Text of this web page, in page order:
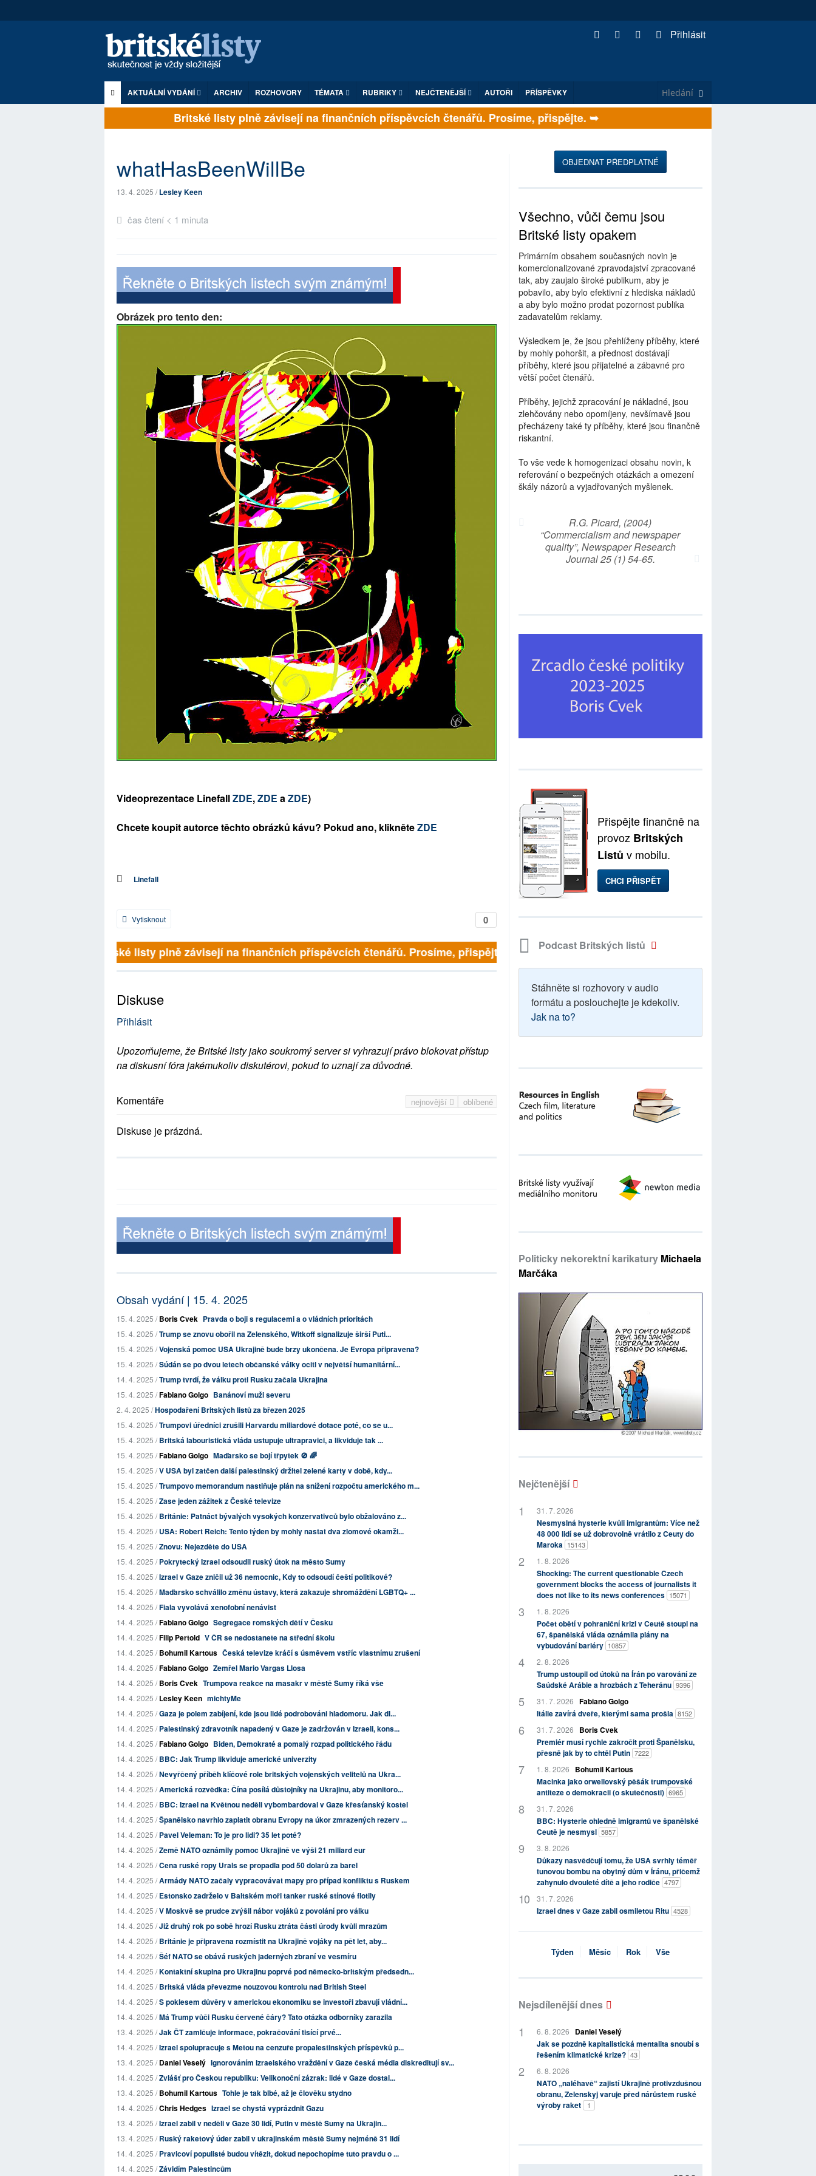
Přihlásit
AKTUÁLNÍ VYDÁNÍ ARCHIV ROZHOVORY TÉMATA RUBRIKY NEJČTENĚJŠÍ AUTOŘI PŘÍSPĚVKY
Britské listy plně závisejí na finančních příspěvcích čtenářů. Prosíme, přispějte. ➥
whatHasBeenWillBe
13. 4. 2025 /Lesley Keen
čas čtení < 1 minuta
Obrázek pro tento den:
Videoprezentace LinefallZDE,ZDE aZDE)
Chcete koupit autorce těchto obrázků kávu? Pokud ano, klikněteZDE
Linefall
0
Vytisknout
Britské listy plně závisejí na finančních příspěvcích čtenářů. Prosíme, přispějte. ➥
Diskuse
Přihlásit
Upozorňujeme, že Britské listy jako soukromý server si vyhrazují právo blokovat přístup
na diskusní fóra jakémukoliv diskutérovi, pokud to uznají za důvodné.
nejnovější oblíbené
Komentáře
Diskuse je prázdná.
Obsah vydání | 15. 4. 2025
15. 4. 2025 /Boris Cvek Pravda o boji s regulacemi a o vládních prioritách
15. 4. 2025 /Trump se znovu obořil na Zelenského, Witkoff signalizuje širší Puti...
15. 4. 2025 /Vojenská pomoc USA Ukrajině bude brzy ukončena. Je Evropa připravena?
15. 4. 2025 /Súdán se po dvou letech občanské války ocitl v největší humanitární...
14. 4. 2025 /Trump tvrdí, že válku proti Rusku začala Ukrajina
15. 4. 2025 /Fabiano Golgo Banánoví muži severu
2. 4. 2025 /Hospodaření Britských listů za březen 2025
15. 4. 2025 /Trumpovi úředníci zrušili Harvardu miliardové dotace poté, co se u...
15. 4. 2025 /Britská labouristická vláda ustupuje ultrapravici, a likviduje tak ...
15. 4. 2025 /Fabiano Golgo Maďarsko se bojí třpytek 🚫 🌈
15. 4. 2025 /V USA byl zatčen další palestinský držitel zelené karty v době, kdy...
15. 4. 2025 /Trumpovo memorandum nastiňuje plán na snížení rozpočtu amerického m...
15. 4. 2025 /Zase jeden zážitek z České televize
15. 4. 2025 /Británie: Patnáct bývalých vysokých konzervativců bylo obžalováno z...
15. 4. 2025 /USA: Robert Reich: Tento týden by mohly nastat dva zlomové okamži...
15. 4. 2025 /Znovu: Nejezděte do USA
15. 4. 2025 /Pokrytecký Izrael odsoudil ruský útok na město Sumy
15. 4. 2025 /Izrael v Gaze zničil už 36 nemocnic, Kdy to odsoudí čeští politikové?
15. 4. 2025 /Maďarsko schválilo změnu ústavy, která zakazuje shromáždění LGBTQ+ ...
14. 4. 2025 /Fiala vyvolává xenofobní nenávist
14. 4. 2025 /Fabiano Golgo Segregace romských dětí v Česku
14. 4. 2025 /Filip Pertold V ČR se nedostanete na střední školu
14. 4. 2025 /Bohumil Kartous Česká televize kráčí s úsměvem vstříc vlastnímu zrušení
14. 4. 2025 /Fabiano Golgo Zemřel Mario Vargas Llosa
14. 4. 2025 /Boris Cvek Trumpova reakce na masakr v městě Sumy říká vše
14. 4. 2025 /Lesley Keen michtyMe
14. 4. 2025 /Gaza je polem zabíjení, kde jsou lidé podrobováni hladomoru. Jak dl...
14. 4. 2025 /Palestinský zdravotník napadený v Gaze je zadržován v Izraeli, kons...
14. 4. 2025 /Fabiano Golgo Biden, Demokraté a pomalý rozpad politického řádu
14. 4. 2025 /BBC: Jak Trump likviduje americké univerzity
14. 4. 2025 /Nevyřčený příběh klíčové role britských vojenských velitelů na Ukra...
14. 4. 2025 /Americká rozvědka: Čína posílá důstojníky na Ukrajinu, aby monitoro...
14. 4. 2025 /BBC: Izrael na Květnou neděli vybombardoval v Gaze křesťanský kostel
14. 4. 2025 /Španělsko navrhlo zaplatit obranu Evropy na úkor zmrazených rezerv ...
14. 4. 2025 /Pavel Veleman: To je pro lidi? 35 let poté?
14. 4. 2025 /Země NATO oznámily pomoc Ukrajině ve výši 21 miliard eur
14. 4. 2025 /Cena ruské ropy Urals se propadla pod 50 dolarů za barel
14. 4. 2025 /Armády NATO začaly vypracovávat mapy pro případ konfliktu s Ruskem
14. 4. 2025 /Estonsko zadrželo v Baltském moři tanker ruské stínové flotily
14. 4. 2025 /V Moskvě se prudce zvýšil nábor vojáků z povolání pro válku
14. 4. 2025 /Již druhý rok po sobě hrozí Rusku ztráta části úrody kvůli mrazům
14. 4. 2025 /Británie je připravena rozmístit na Ukrajině vojáky na pět let, aby...
14. 4. 2025 /Šéf NATO se obává ruských jaderných zbraní ve vesmíru
14. 4. 2025 /Kontaktní skupina pro Ukrajinu poprvé pod německo-britským předsedn...
14. 4. 2025 /Britská vláda převezme nouzovou kontrolu nad British Steel
14. 4. 2025 /S poklesem důvěry v americkou ekonomiku se investoři zbavují vládní...
14. 4. 2025 /Má Trump vůči Rusku červené čáry? Tato otázka odborníky zarazila
13. 4. 2025 /Jak ČT zamlčuje informace, pokračování tisící prvé...
14. 4. 2025 /Izrael spolupracuje s Metou na cenzuře propalestinských příspěvků p...
13. 4. 2025 /Daniel Veselý Ignorováním izraelského vraždění v Gaze česká média diskreditují sv...
14. 4. 2025 /Zvlášť pro Českou republiku: Velikonoční zázrak: lidé v Gaze dostal...
13. 4. 2025 /Bohumil Kartous Tohle je tak blbé, až je člověku stydno
14. 4. 2025 /Chris Hedges Izrael se chystá vyprázdnit Gazu
13. 4. 2025 /Izrael zabil v neděli v Gaze 30 lidí, Putin v městě Sumy na Ukrajin...
13. 4. 2025 /Ruský raketový úder zabil v ukrajinském městě Sumy nejméně 31 lidí
14. 4. 2025 /Pravicoví populisté budou vítězit, dokud nepochopíme tuto pravdu o ...
14. 4. 2025 /Závidím Palestincům
OBJEDNAT PŘEDPLATNÉ
Všechno, vůči čemu jsou
Britské listy opakem
Primárním obsahem současných novin je
komercionalizované zpravodajství zpracované
tak, aby zaujalo široké publikum, aby je
pobavilo, aby bylo efektivní z hlediska nákladů
a aby bylo možno prodat pozornost publika
zadavatelům reklamy.
Výsledkem je, že jsou přehlíženy příběhy, které
by mohly pohoršit, a přednost dostávají
příběhy, které jsou přijatelné a zábavné pro
větší počet čtenářů.
Příběhy, jejichž zpracování je nákladné, jsou
zlehčovány nebo opomíjeny, nevšímavě jsou
přecházeny také ty příběhy, které jsou finančně
riskantní.
To vše vede k homogenizaci obsahu novin, k
referování o bezpečných otázkách a omezení
škály názorů a vyjadřovaných myšlenek.
R.G. Picard, (2004)
“Commercialism and newspaper
quality”, Newspaper Research
Journal 25 (1) 54-65.
Přispějte finančně na
provoz Britských
Listů v mobilu.
CHCI PŘISPĚT
Podcast Britských listů
Stáhněte si rozhovory v audio
formátu a poslouchejte je kdekoliv.
Jak na to?
Politicky nekorektní karikatury Michaela
Marčáka
Nejčtenější
31. 7. 2026
Nesmyslná hysterie kvůli imigrantům: Více než
48 000 lidí se už dobrovolně vrátilo z Ceuty do
Maroka 15143
1. 8. 2026
Shocking: The current questionable Czech
government blocks the access of journalists it
does not like to its news conferences 15071
1. 8. 2026
Počet obětí v pohraniční krizi v Ceutě stoupl na
67, španělská vláda oznámila plány na
vybudování bariéry 10857
2. 8. 2026
Trump ustoupil od útoků na Írán po varování ze
Saúdské Arábie a hrozbách z Teheránu 9396
31. 7. 2026 Fabiano Golgo
Itálie zavírá dveře, kterými sama prošla 8152
31. 7. 2026
Boris Cvek
Premiér musí rychle zakročit proti Španělsku,
přesně jak by to chtěl Putin 7222
1. 8. 2026
Bohumil Kartous
Macinka jako orwellovský pěšák trumpovské
antiteze o demokracii (o skutečnosti) 6965
31. 7. 2026
BBC: Hysterie ohledně imigrantů ve španělské
Ceutě je nesmysl 5857
3. 8. 2026
Důkazy nasvědčují tomu, že USA svrhly téměř
tunovou bombu na obytný dům v Íránu, přičemž
zahynulo dvouleté dítě a jeho rodiče 4797
31. 7. 2026
Izrael dnes v Gaze zabil osmiletou Ritu 4528
Týden Měsíc Rok Vše
Nejsdílenější dnes
6. 8. 2026
Daniel Veselý
Jak se pozdně kapitalistická mentalita snoubí s
řešením klimatické krize? 43
6. 8. 2026
NATO „naléhavě“ zajistí Ukrajině protivzdušnou
obranu, Zelenskyj varuje před nárůstem ruské
výroby raket
1